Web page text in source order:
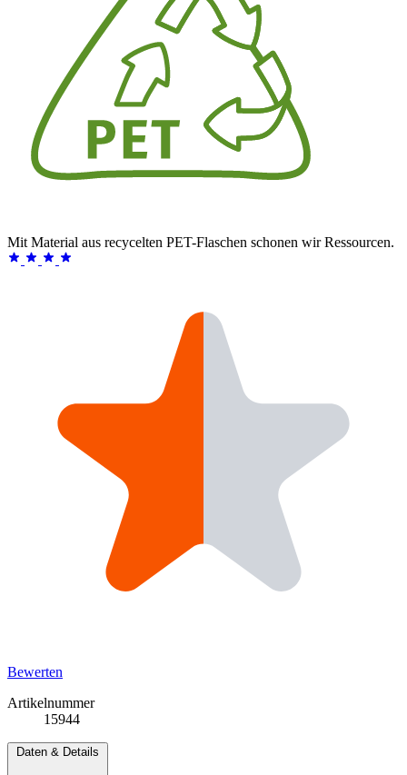
Mit Material aus recycelten PET-Flaschen schonen wir Ressourcen.
Bewerten
Artikelnummer
15944
Daten & Details